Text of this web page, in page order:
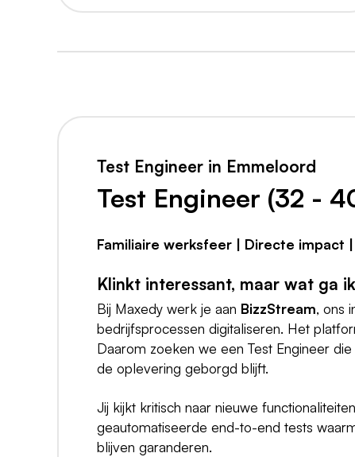
Test Engineer in Emmeloord
Test Engineer (32 -
Familiaire werksfeer | Directe impact
Klinkt interessant, maar wat ga
Bij Maxedy werk je aan BizzStream, ons
bedrijfsprocessen digitaliseren. Het
Daarom zoeken we een Test Engineer
de oplevering geborgd blijft.
Jij kijkt kritisch naar nieuwe
geautomatiseerde end-to-end tests
blijven garanderen.